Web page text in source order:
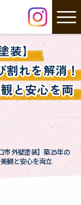
装】
割れを解消！
と安心を両
市 外壁塗装】築25年の
観と安心を両立